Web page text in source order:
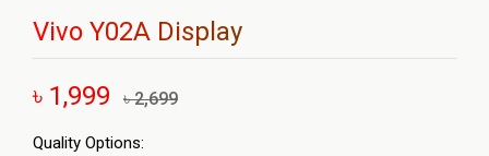
Vivo Y02A Display
৳ 1,999 ৳ 2,699
Quality Options: